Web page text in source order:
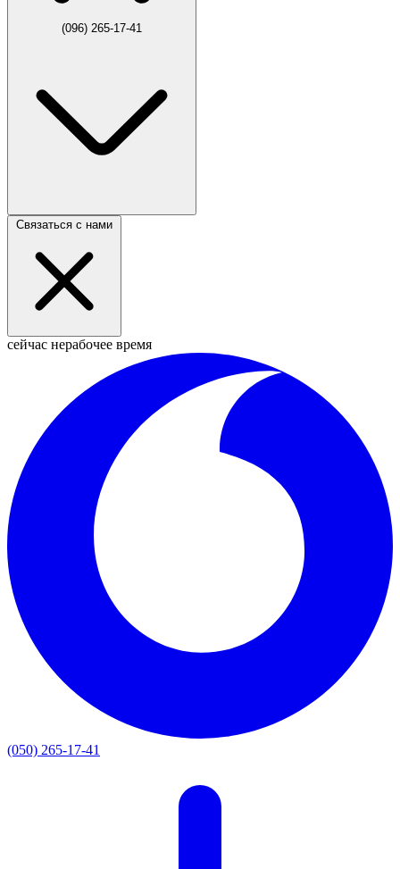
(096) 265-17-41
Связаться с нами
сейчас нерабочее время
(050) 265-17-41